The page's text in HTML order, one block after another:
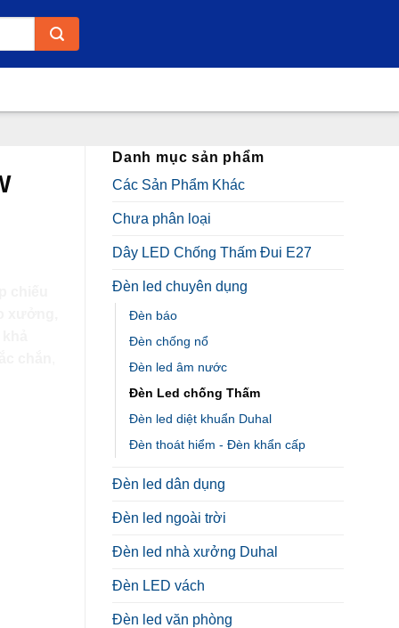
Danh mục sản phẩm
Các Sản Phẩm Khác
Chưa phân loại
Dây LED Chống Thấm Đui E27
Đèn led chuyên dụng
Đèn báo
Đèn chống nổ
Đèn led âm nước
Đèn Led chống Thấm
Đèn led diệt khuẩn Duhal
Đèn thoát hiểm - Đèn khẩn cấp
Đèn led dân dụng
Đèn led ngoài trời
Đèn led nhà xưởng Duhal
Đèn LED vách
Đèn led văn phòng